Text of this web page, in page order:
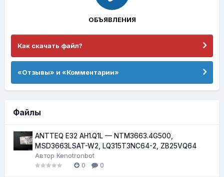
ОБЪЯВЛЕНИЯ
Как скачать файл?
«Отзывы» и «Комментарии»
Файлы
ANTTEQ E32 AH1.Q1L — NTM3663.4G500,
MSD3663LSAT-W2, LQ315T3NC64-2, ZB25VQ64
Автор Kenotronbot
0
0